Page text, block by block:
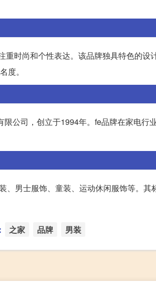
时尚和个性表达。该品牌独具特色的设
度。
公司，创立于1994年。fe品牌在家电行
男士服饰、童装、运动休闲服饰等。其
之家 品牌 男装